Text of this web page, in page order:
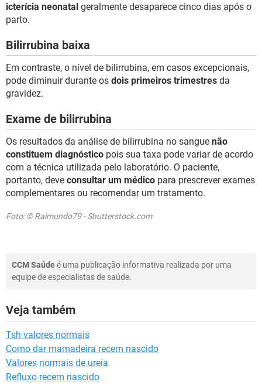
icterícia neonatal geralmente desaparece cinco dias após o
parto.
Bilirrubina baixa
Em contraste, o nível de bilirrubina, em casos excepcionais,
pode diminuir durante os dois primeiros trimestres da
gravidez.
Exame de bilirrubina
Os resultados da análise de bilirrubina no sangue não
constituem diagnóstico pois sua taxa pode variar de acordo
com a técnica utilizada pelo laboratório. O paciente,
portanto, deve consultar um médico para prescrever exames
complementares ou recomendar um tratamento.
Foto: © Raimundo79 - Shutterstock.com
CCM Saúdeé uma publicação informativa realizada por uma
equipe de especialistas de saúde.
Veja também
Tsh valores normais
Como dar mamadeira recem nascido
Valores normais de ureia
Refluxo recem nascido